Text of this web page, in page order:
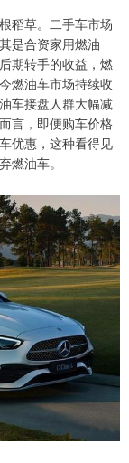
稻草。二手车市场
是合资家用燃油
期转手的收益，燃
燃油车市场持续收
车接盘人群大幅减
言，即便购车价格
优惠，这种看得见
燃油车。